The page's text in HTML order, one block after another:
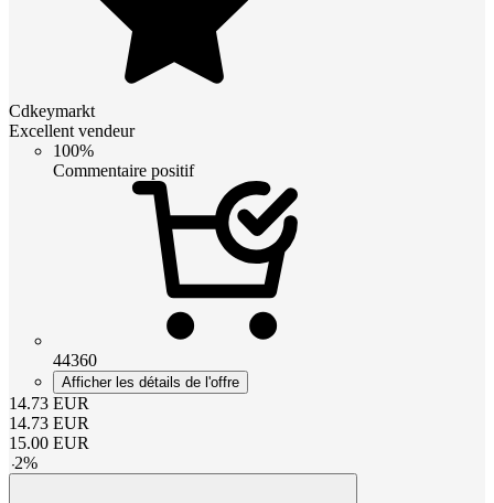
Cdkeymarkt
Excellent vendeur
100%
Commentaire positif
44360
Afficher les détails de l'offre
14.73 EUR
14.73 EUR
15.00 EUR
-2%